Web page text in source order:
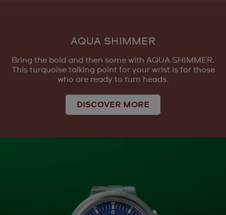
AQUA SHIMMER
Bring the bold and then some with AQUA SHIMMER.
This turquoise talking point for your wrist is for those
who are ready to turn heads.
DISCOVER MORE